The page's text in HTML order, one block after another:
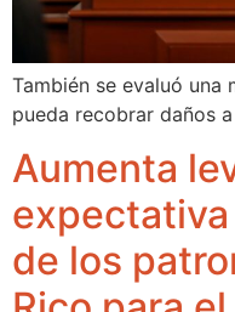
También se evaluó una
pueda recobrar daños
Aumenta
de los